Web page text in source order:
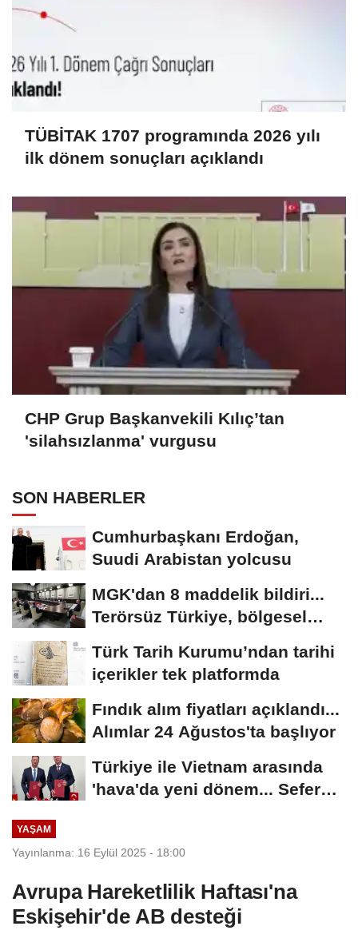
TÜBİTAK 1707 programında 2026 yılı
ilk dönem sonuçları açıklandı
CHP Grup Başkanvekili Kılıç’tan
'silahsızlanma' vurgusu
SON HABERLER
Cumhurbaşkanı Erdoğan,
Suudi Arabistan yolcusu
MGK'dan 8 maddelik bildiri...
Terörsüz Türkiye, bölgesel
Türk Tarih Kurumu’ndan tarihi
içerikler tek platformda
Fındık alım fiyatları açıklandı...
Alımlar 24 Ağustos'ta başlıyor
Türkiye ile Vietnam arasında
'hava'da yeni dönem... Sefer
YAŞAM
Yayınlanma: 16 Eylül 2025 - 18:00
Avrupa Hareketlilik Haftası'na
Eskişehir'de AB desteği